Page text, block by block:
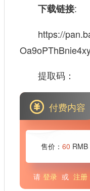
下载链接:
https://
提取码：
付费内容
售价： 60 RMB
请 登录 或 注册